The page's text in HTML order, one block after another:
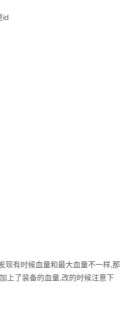
id
现有时候血量和最大血量不一样,那
上了装备的血量,改的时候注意下